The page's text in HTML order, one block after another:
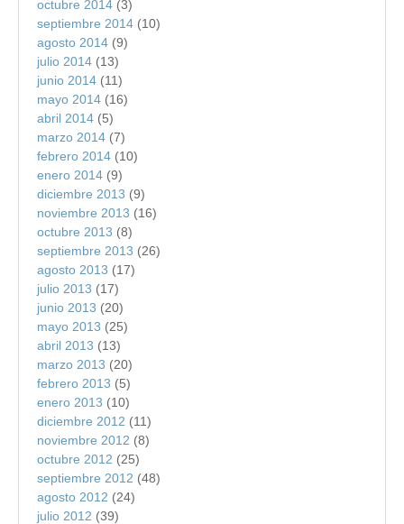
octubre 2014 (3)
septiembre 2014 (10)
agosto 2014 (9)
julio 2014 (13)
junio 2014 (11)
mayo 2014 (16)
abril 2014 (5)
marzo 2014 (7)
febrero 2014 (10)
enero 2014 (9)
diciembre 2013 (9)
noviembre 2013 (16)
octubre 2013 (8)
septiembre 2013 (26)
agosto 2013 (17)
julio 2013 (17)
junio 2013 (20)
mayo 2013 (25)
abril 2013 (13)
marzo 2013 (20)
febrero 2013 (5)
enero 2013 (10)
diciembre 2012 (11)
noviembre 2012 (8)
octubre 2012 (25)
septiembre 2012 (48)
agosto 2012 (24)
julio 2012 (39)